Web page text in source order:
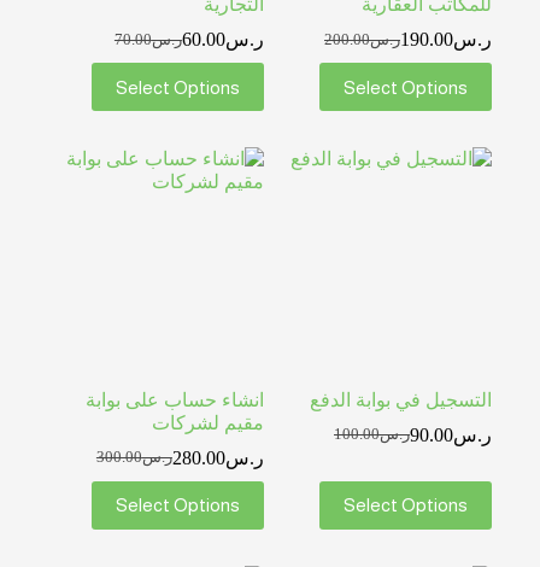
للمكاتب العقارية
ر.س200.00 ر.س190.00
Select Options
التجارية
ر.س70.00 ر.س60.00
Select Options
التسجيل في بوابة الدفع
ر.س100.00 ر.س90.00
Select Options
انشاء حساب على بوابة
مقيم لشركات
ر.س300.00 ر.س280.00
Select Options